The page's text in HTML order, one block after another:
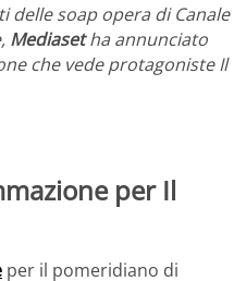
delle soap opera di Canale
Mediasetha annunciato
che vede protagoniste Il
per Il
per il pomeridiano di